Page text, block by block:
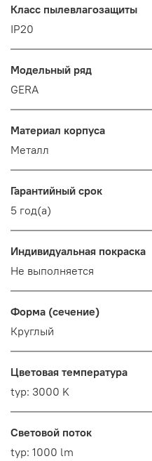
Класс пылевлагозащиты
IP20
Модельный ряд
GERA
Материал корпуса
Металл
Гарантийный срок
5 год(а)
Индивидуальная покраска
Не выполняется
Форма (сечение)
Круглый
Цветовая температура
typ: 3000 K
Световой поток
typ: 1000 lm